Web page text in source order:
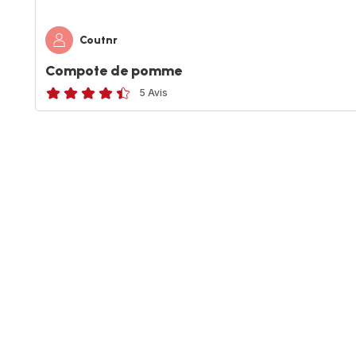
Coutnr
Compote de pomme
ratings.4.4
5 Avis